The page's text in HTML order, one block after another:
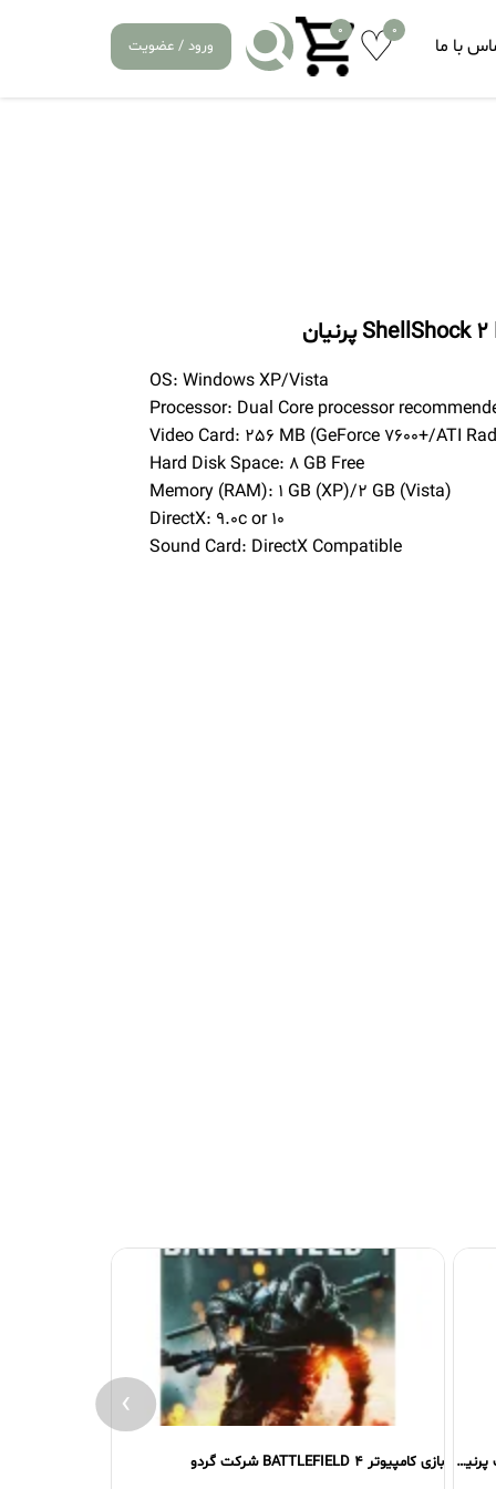
با ما
0
0
ورود / عضویت
OS: Windows XP/Vista
Processor: Dual Core processor
Video Card: 256 MB (GeForce 7600+/ATI
Hard Disk Space: 8 GB Free
Memory (RAM): 1 GB (XP)/2 GB (Vista)
DirectX: 9.0c or 10
Sound Card: DirectX Compatible
بازی کامپیوتر RESIDENT EVIL 6 شرکت پرنیان
›